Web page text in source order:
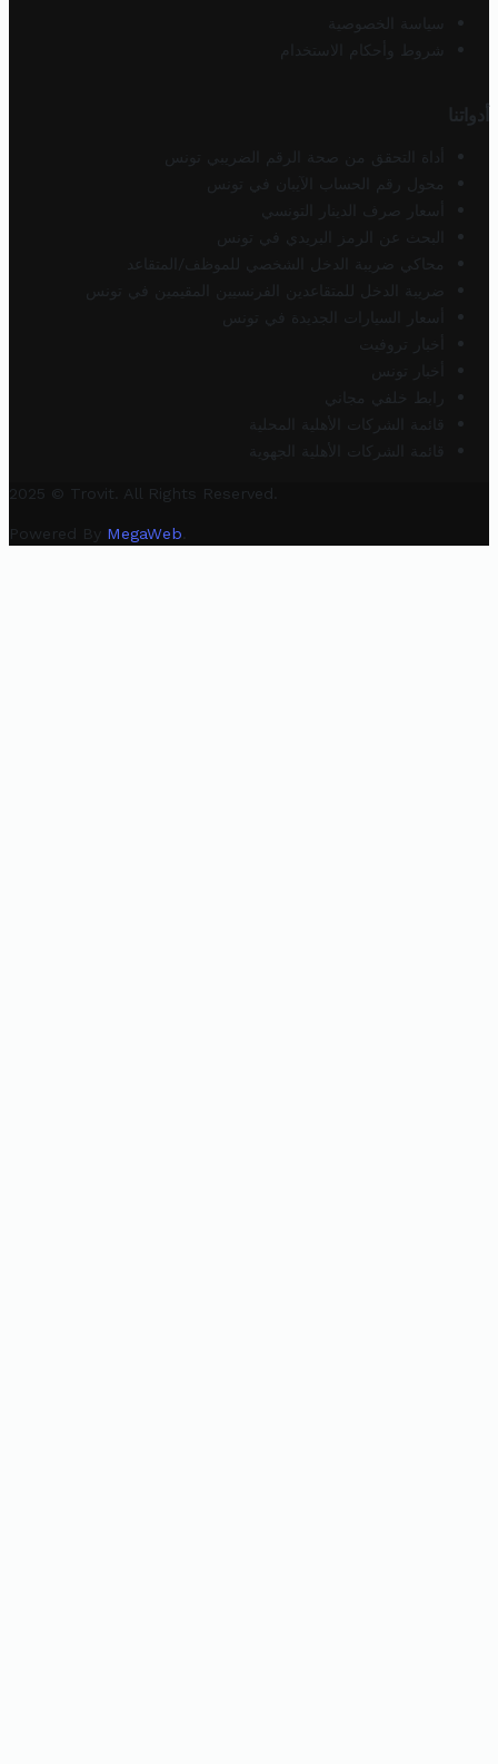
سياسة الخصوصية
شروط وأحكام الاستخدام
أدواتنا
أداة التحقق من صحة الرقم الضريبي تونس
محول رقم الحساب الآيبان في تونس
أسعار صرف الدينار التونسي
البحث عن الرمز البريدي في تونس
محاكي ضريبة الدخل الشخصي للموظف/المتقاعد
ضريبة الدخل للمتقاعدين الفرنسيين المقيمين في تونس
أسعار السيارات الجديدة في تونس
أخبار تروفيت
أخبار تونس
رابط خلفي مجاني
قائمة الشركات الأهلية المحلية
قائمة الشركات الأهلية الجهوية
2025 © Trovit. All Rights Reserved.
Powered By MegaWeb